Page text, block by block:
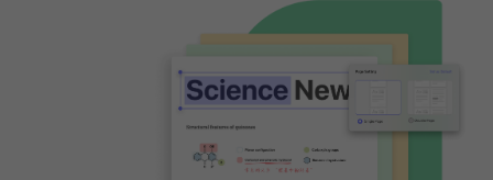
UPDF oferece modos de leitura flexíveis, como
Cuidado dos Olhos, Modo Apresentação e Modo
sensação de leitura como de um livro.
Como ativar o Modo Escuro no PDF
Modo de Proteção Ocular